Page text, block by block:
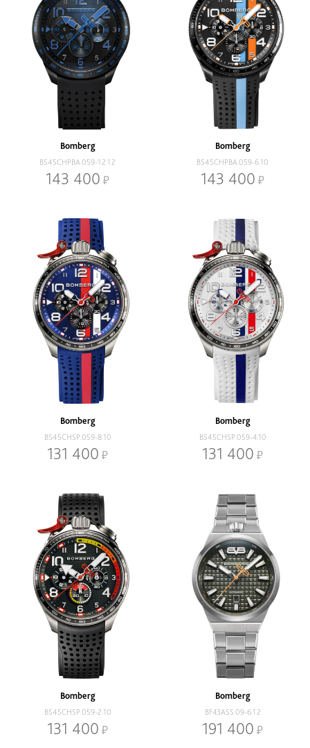
Bomberg
BS45CHPBA.059-12.12
143 400
Bomberg
BS45CHPBA.059-6.10
143 400
Bomberg
BS45CHSP.059-8.10
131 400
Bomberg
BS45CHSP.059-4.10
131 400
Bomberg
BS45CHSP.059-2.10
131 400
Bomberg
BF43ASS.09-6.12
191 400